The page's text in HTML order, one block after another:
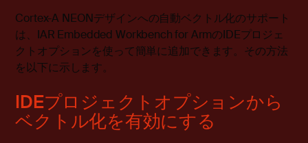
Cortex-A NEONデザインへの自動ベクトル化のサポート
は、IAR Embedded Workbench for ArmのIDEプロジェ
クトオプションを使って簡単に追加できます。その方法
を以下に示します。
IDEプロジェクトオプションから
ベクトル化を有効にする